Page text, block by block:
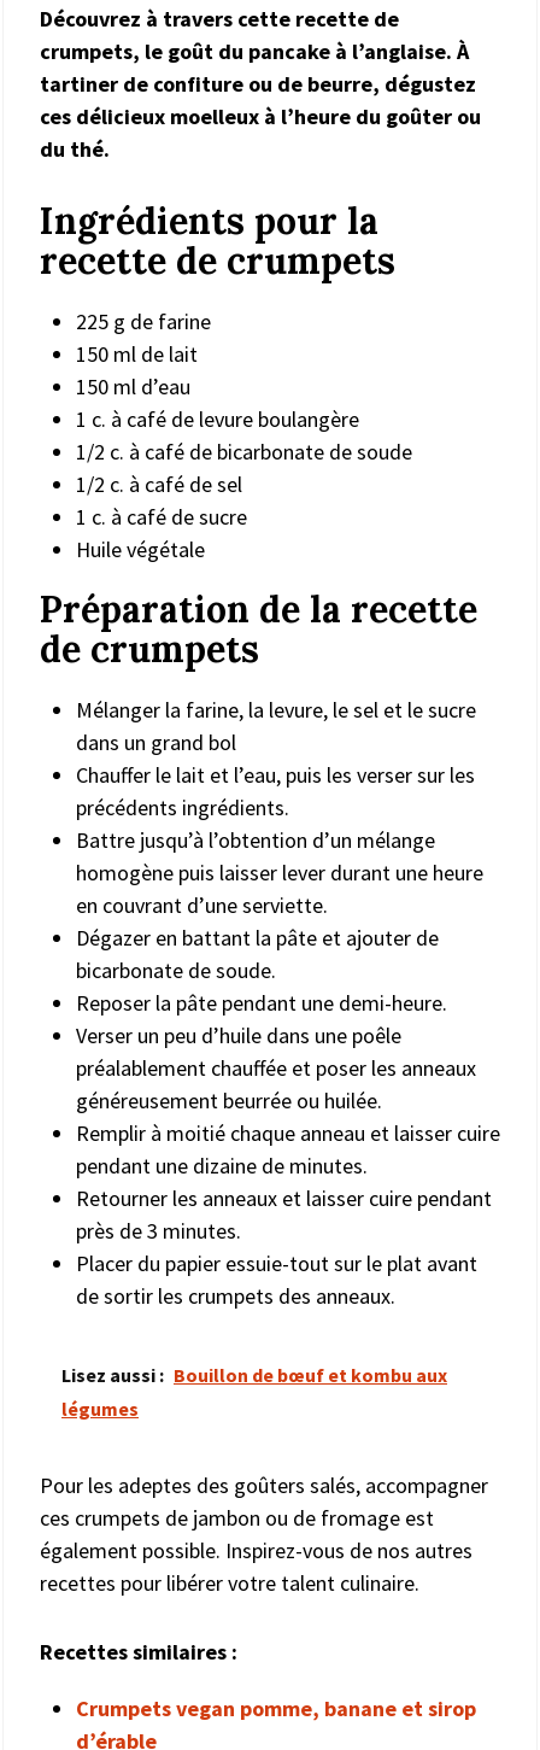
Découvrez à travers cette recette de
crumpets, le goût du pancake à l’anglaise. À
tartiner de confiture ou de beurre, dégustez
ces délicieux moelleux à l’heure du goûter ou
du thé.
Ingrédients pour la
recette de crumpets
225 g de farine
150 ml de lait
150 ml d’eau
1 c. à café de levure boulangère
1/2 c. à café de bicarbonate de soude
1/2 c. à café de sel
1 c. à café de sucre
Huile végétale
Préparation de la recette
de crumpets
Mélanger la farine, la levure, le sel et le sucre
dans un grand bol
Chauffer le lait et l’eau, puis les verser sur les
précédents ingrédients.
Battre jusqu’à l’obtention d’un mélange
homogène puis laisser lever durant une heure
en couvrant d’une serviette.
Dégazer en battant la pâte et ajouter de
bicarbonate de soude.
Reposer la pâte pendant une demi-heure.
Verser un peu d’huile dans une poêle
préalablement chauffée et poser les anneaux
généreusement beurrée ou huilée.
Remplir à moitié chaque anneau et laisser cuire
pendant une dizaine de minutes.
Retourner les anneaux et laisser cuire pendant
près de 3 minutes.
Placer du papier essuie-tout sur le plat avant
de sortir les crumpets des anneaux.
Lisez aussi : Bouillon de bœuf et kombu aux
légumes
Pour les adeptes des goûters salés, accompagner
ces crumpets de jambon ou de fromage est
également possible. Inspirez-vous de nos autres
recettes pour libérer votre talent culinaire.
Recettes similaires :
Crumpets vegan pomme, banane et sirop
d’érable